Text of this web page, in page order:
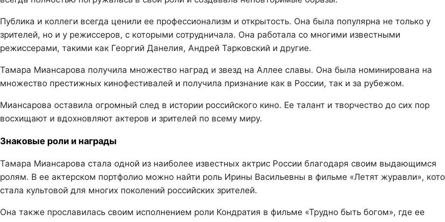
Публика и коллеги всегда ценили ее профессионализм и открытость. Она была популярна не только у
зрителей, но и у режиссеров, с которыми сотрудничала. Она работала со многими известными
режиссерами, такими как Георгий Данелия, Андрей Тарковский и другие.
Тамара Миансарова получила множество наград и звезд на Аллее славы. Она была номинирована на
множество престижных кинофестивалей и получила признание как в России, так и за рубежом.
Миансарова оставила огромный след в истории российского кино. Ее талант и творчество до сих пор
восхищают и вдохновляют актеров и зрителей по всему миру.
Знаковые роли и награды
Тамара Миансарова стала одной из наиболее известных актрис России благодаря своим выдающимся
ролям. В ее актерском портфолио можно найти роль Ирины Васильевны в фильме «Летят журавли»,
стала культовой для многих поколений российских зрителей.
Она также прославилась своим исполнением роли Кондратия в фильме «Трудно быть богом», где ее